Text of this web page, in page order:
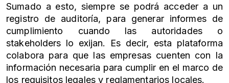
Sumado a esto, siempre se podrá acceder a un
registro de auditoría, para generar informes de
cumplimiento cuando las autoridades o
stakeholders lo exijan. Es decir, esta plataforma
colabora para que las empresas cuenten con la
información necesaria para cumplir en el marco de
los requisitos legales y reglamentarios locales.